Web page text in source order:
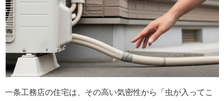
一条工務店の住宅は、その高い気密性から「虫が入ってこ